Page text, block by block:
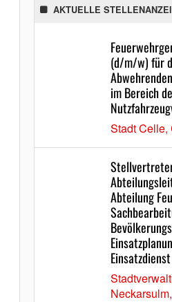
AKTUELLE
(d/m/w) für
im Bereich
Stadt Celle,
Abteilung